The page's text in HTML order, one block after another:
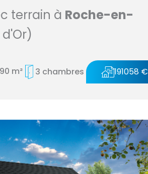
terrain à Roche-en-
90 m² 3 chambres 191058 €